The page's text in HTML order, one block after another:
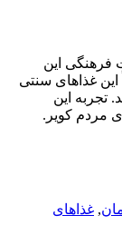
فرهنگی این
غذاهای سنتی
تجربه این
مردم کویر.
, غذاهای